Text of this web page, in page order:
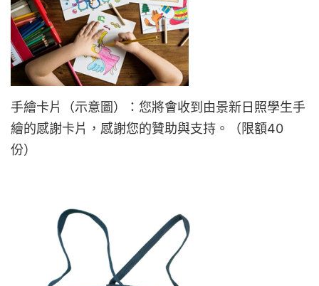
手繪卡片（示意圖）：您將會收到由景新日照學生手
繪的感謝卡片，感謝您的贊助與支持。（限額40
份）